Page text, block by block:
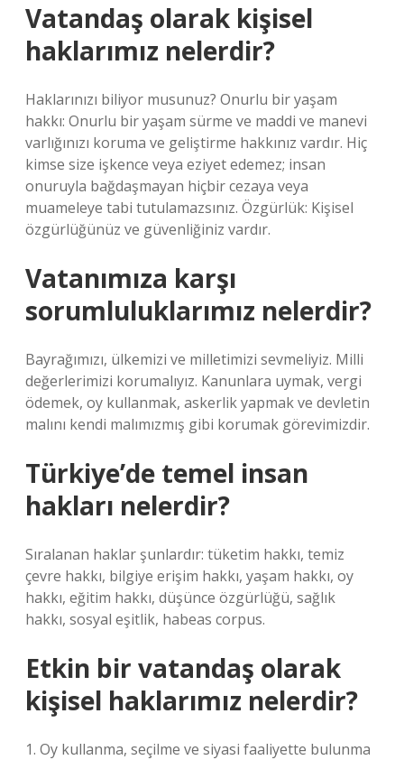
Vatandaş olarak kişisel
haklarımız nelerdir?
Haklarınızı biliyor musunuz? Onurlu bir yaşam
hakkı: Onurlu bir yaşam sürme ve maddi ve manevi
varlığınızı koruma ve geliştirme hakkınız vardır. Hiç
kimse size işkence veya eziyet edemez; insan
onuruyla bağdaşmayan hiçbir cezaya veya
muameleye tabi tutulamazsınız. Özgürlük: Kişisel
özgürlüğünüz ve güvenliğiniz vardır.
Vatanımıza karşı
sorumluluklarımız nelerdir?
Bayrağımızı, ülkemizi ve milletimizi sevmeliyiz. Milli
değerlerimizi korumalıyız. Kanunlara uymak, vergi
ödemek, oy kullanmak, askerlik yapmak ve devletin
malını kendi malımızmış gibi korumak görevimizdir.
Türkiye’de temel insan
hakları nelerdir?
Sıralanan haklar şunlardır: tüketim hakkı, temiz
çevre hakkı, bilgiye erişim hakkı, yaşam hakkı, oy
hakkı, eğitim hakkı, düşünce özgürlüğü, sağlık
hakkı, sosyal eşitlik, habeas corpus.
Etkin bir vatandaş olarak
kişisel haklarımız nelerdir?
1. Oy kullanma, seçilme ve siyasi faaliyette bulunma